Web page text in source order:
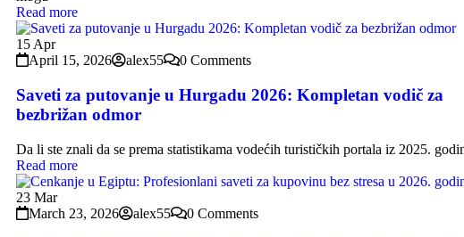
Read more
15 Apr
April 15, 2026
alex55 0 Comments
Saveti za putovanje u Hurgadu 2026: Kompletan vodič za
bezbrižan odmor
Da li ste znali da se prema statistikama vodećih turističkih portala iz 2025.
Read more
23 Mar
March 23, 2026
alex55 0 Comments